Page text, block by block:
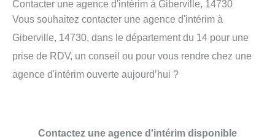
Contacter une agence d'intérim à Giberville, 14730
Vous souhaitez contacter une agence d'intérim à
Giberville, 14730, dans le département du 14 pour une
prise de RDV, un conseil ou pour vous rendre chez une
agence d'intérim ouverte aujourd’hui ?
Contactez une agence d'intérim disponible